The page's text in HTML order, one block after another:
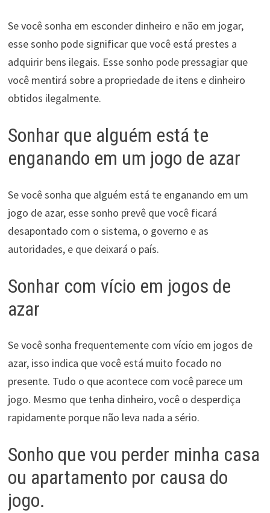
Se você sonha em esconder dinheiro e não em jogar,
esse sonho pode significar que você está prestes a
adquirir bens ilegais. Esse sonho pode pressagiar que
você mentirá sobre a propriedade de itens e dinheiro
obtidos ilegalmente.
Sonhar que alguém está te
enganando em um jogo de azar
Se você sonha que alguém está te enganando em um
jogo de azar, esse sonho prevê que você ficará
desapontado com o sistema, o governo e as
autoridades, e que deixará o país.
Sonhar com vício em jogos de
azar
Se você sonha frequentemente com vício em jogos de
azar, isso indica que você está muito focado no
presente. Tudo o que acontece com você parece um
jogo. Mesmo que tenha dinheiro, você o desperdiça
rapidamente porque não leva nada a sério.
Sonho que vou perder minha casa
ou apartamento por causa do
jogo.